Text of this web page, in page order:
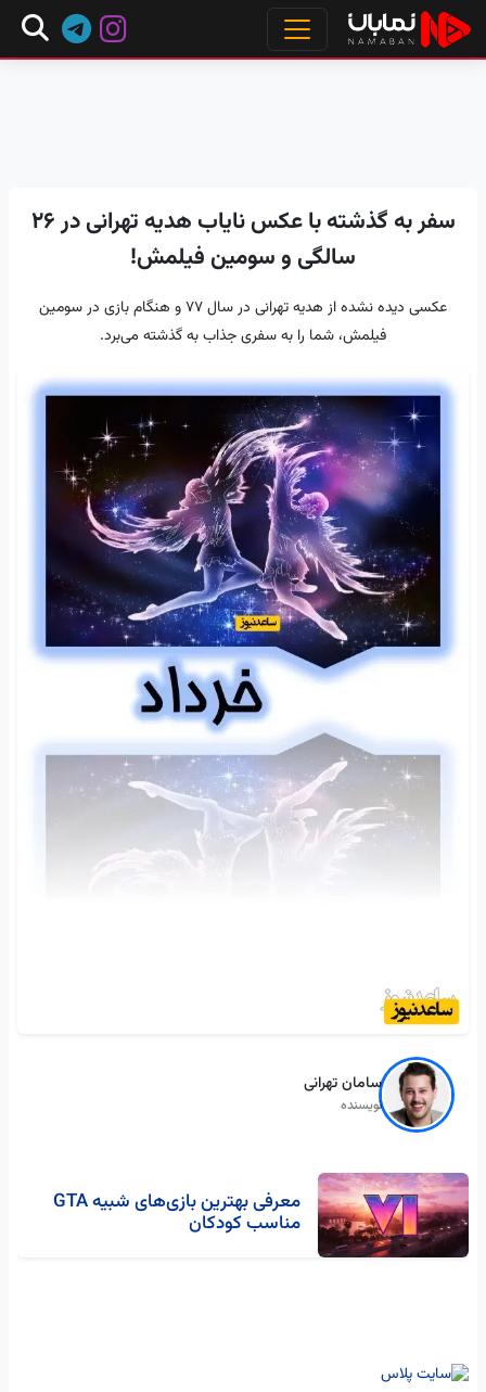
سفر به گذشته با عکس نایاب هدیه تهرانی در 26
سالگی و سومین فیلمش!
عکسی دیده نشده از هدیه تهرانی در سال ۷۷ و هنگام بازی در سومین
فیلمش، شما را به سفری جذاب به گذشته می‌برد.
سامان تهرانی
نویسنده
معرفی بهترین بازی‌های شبیه GTA
مناسب کودکان